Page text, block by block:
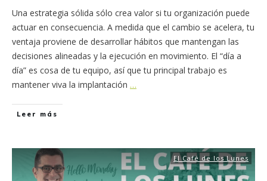
Una estrategia sólida sólo crea valor si tu organización puede
actuar en consecuencia. A medida que el cambio se acelera, tu
ventaja proviene de desarrollar hábitos que mantengan las
decisiones alineadas y la ejecución en movimiento. El “día a
día” es cosa de tu equipo, así que tu principal trabajo es
mantener viva la implantación …
Leer más
El Café de los Lunes